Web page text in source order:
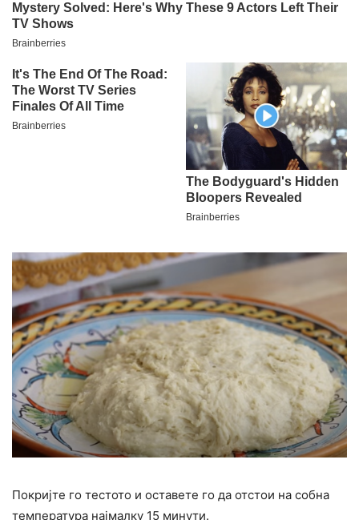
Покријте го тестото и оставете го да отстои на собна
температура најмалку 15 минути.